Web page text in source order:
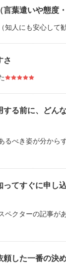
葉遣いや態度
知人にも安心して
さ
する前に、どん
るべき姿が分から
ってすぐに申し
ペクターの記事が
頼した一番の決